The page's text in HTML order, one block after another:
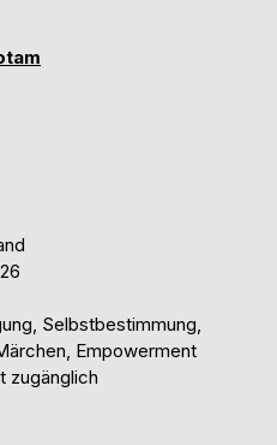
Selbstbestimmung,
Empowerment
zugänglich